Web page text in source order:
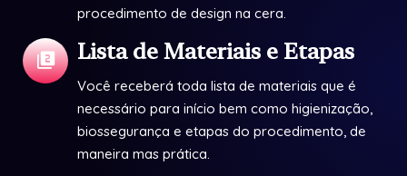
procedimento de design na cera.
Lista de Materiais e Etapas
Você receberá toda lista de materiais que é
necessário para início bem como higienização,
biossegurança e etapas do procedimento, de
maneira mas prática.